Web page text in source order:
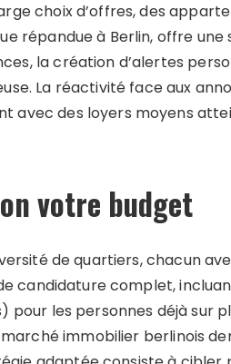
choix d’offres, des
répandue à Berlin, offre une
la création d’alertes
La réactivité face aux
avec des loyers moyens
votre budget
de quartiers, chacun
candidature complet,
pour les personnes déjà sur
immobilier berlinois